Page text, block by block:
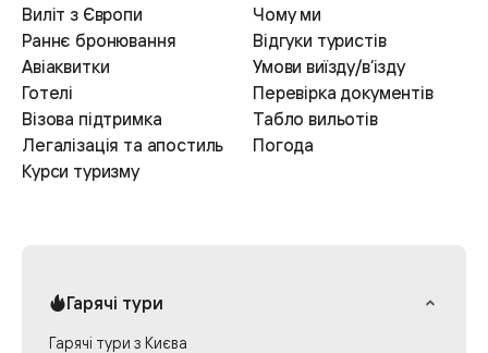
Виліт з Європи
Раннє бронювання
Авіаквитки
Готелі
Візова підтримка
Легалізація та апостиль
Курси туризму
Чому ми
Відгуки туристів
Умови виїзду/в’ізду
Перевірка документів
Табло вильотів
Погода
Гарячі тури
Гарячі тури з Києва